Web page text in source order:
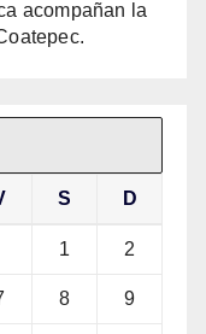
acompañan la
S D
1 2
8 9